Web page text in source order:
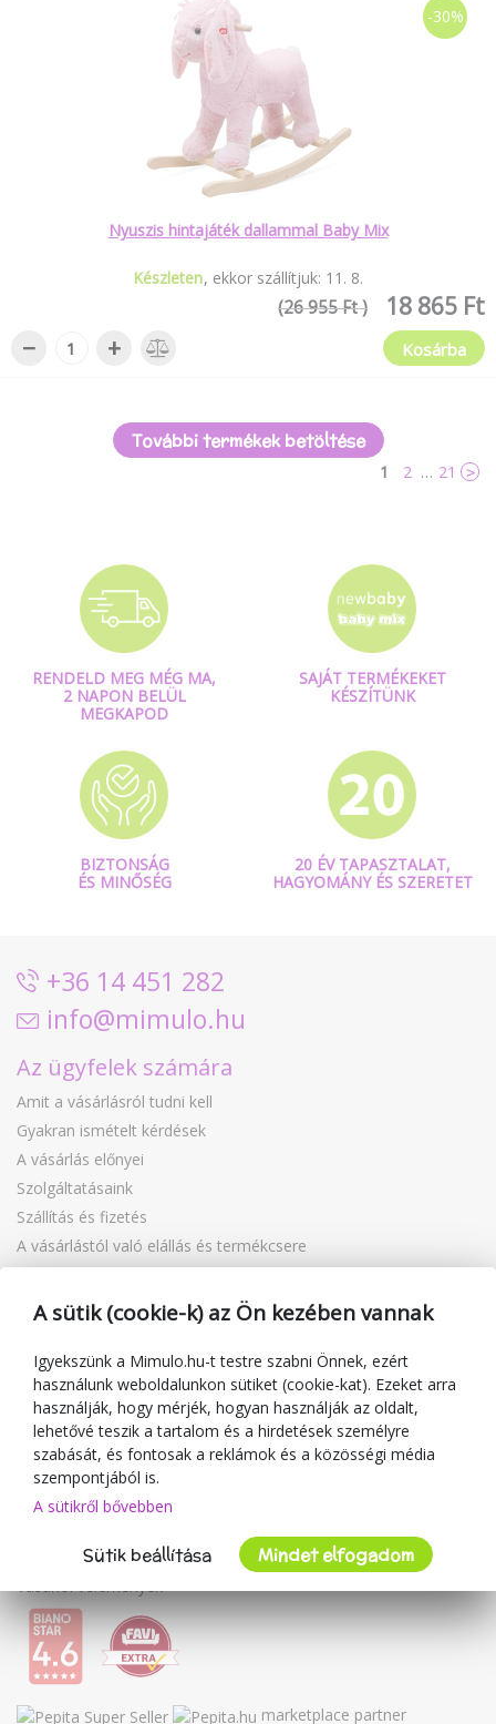
-30%
Nyuszis hintajáték dallammal Baby Mix
Készleten ekkor szállítjuk: 11 . 8.
18 865 Ft
(26 955 Ft )
− + Kosárba
További termékek betöltése
1 2 … 21 >
RENDELD MEG MÉG MA,
2 NAPON BELÜL
MEGKAPOD
SAJÁT TERMÉKEKET
KÉSZÍTÜNK
BIZTONSÁG
ÉS MINŐSÉG
20 ÉV TAPASZTALAT,
HAGYOMÁNY ÉS SZERETET
+36 14 451 282
info@mimulo.hu
Az ügyfelek számára
Amit a vásárlásról tudni kell
Gyakran ismételt kérdések
A vásárlás előnyei
Szolgáltatásaink
Szállítás és fizetés
A vásárlástól való elállás és termékcsere
Reklamáció
Ajándékutalványok
Blog
A kereskedőről
Mimulo.hu
Felhasználási feltételek
Adatvédelmi irányelvek
Együttműködés
Vásárlói vélemények
marketplace partner
A sütik (cookie-k) az Ön kezében vannak
Igyekszünk a Mimulo.hu-t testre szabni Önnek, ezért
használunk weboldalunkon sütiket (cookie-kat). Ezeket arra
használják, hogy mérjék, hogyan használják az oldalt,
lehetővé teszik a tartalom és a hirdetések személyre
szabását, és fontosak a reklámok és a közösségi média
szempontjából is.
A sütikről bővebben
Sütik beállítása Mindet elfogadom